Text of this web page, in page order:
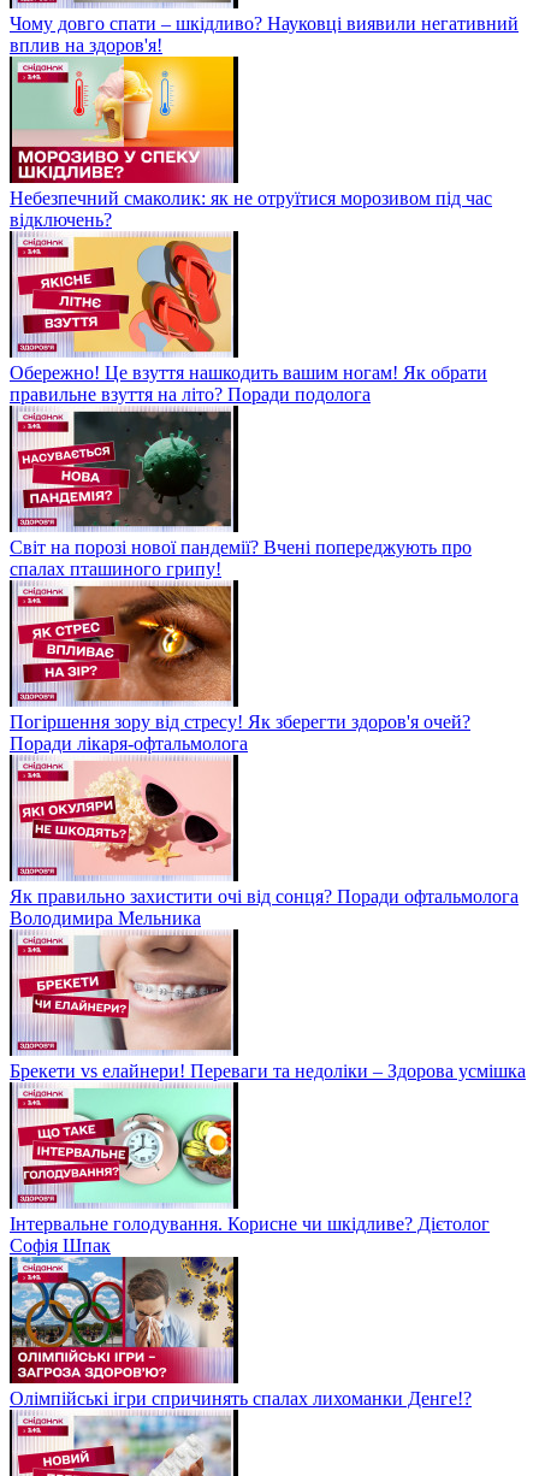
Чому довго спати – шкідливо? Науковці виявили негативний
вплив на здоров'я!
Небезпечний смаколик: як не отруїтися морозивом під час
відключень?
Обережно! Це взуття нашкодить вашим ногам! Як обрати
правильне взуття на літо? Поради подолога
Світ на порозі нової пандемії? Вчені попереджують про
спалах пташиного грипу!
Погіршення зору від стресу! Як зберегти здоров'я очей?
Поради лікаря-офтальмолога
Як правильно захистити очі від сонця? Поради офтальмолога
Володимира Мельника
Брекети vs елайнери! Переваги та недоліки – Здорова усмішка
Інтервальне голодування. Корисне чи шкідливе? Дієтолог
Софія Шпак
Олімпійські ігри спричинять спалах лихоманки Денге!?